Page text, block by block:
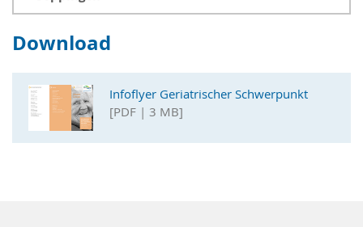
Download
Infoflyer Geriatrischer Schwerpunkt
[PDF | 3 MB]